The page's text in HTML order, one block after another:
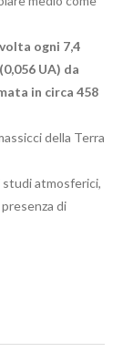
ogni 7,4
UA) da
in circa 458
della Terra
atmosferici,
di